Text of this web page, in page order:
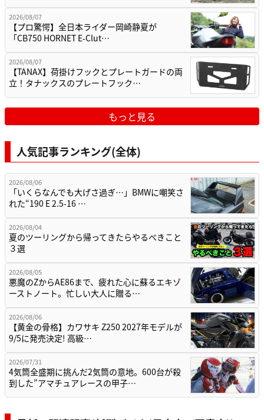
2026/08/07
【プロ驚愕】全日本ライダー岡崎静夏が
「CB750 HORNET E-Clut…
2026/08/07
【TANAX】荷掛けフックとプレートガードの両
立！タナックスのプレートフック…
もっと見る
人気記事ランキング(全体)
2026/08/06
「いくらなんでも大げさ過ぎ…」BMWに嘲笑さ
れた“190 E 2.5-16 …
2026/08/04
夏のツーリングから帰ってきたらやるべきこと
３選
2026/08/05
悪魔のZからAE86まで、疲れた心に蘇るエキゾ
ーストノート。忙しい大人に贈る…
2026/08/06
【黄金の骨格】カワサキ Z250 2027年モデルが
9/5に発売決定! 高級…
2026/07/31
4気筒全盛期に挑んだ2気筒の意地。600台が殺
到した”アマチュアレースの甲子…